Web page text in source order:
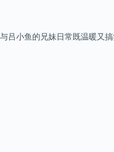
吕小鱼的兄妹日常既温暖又